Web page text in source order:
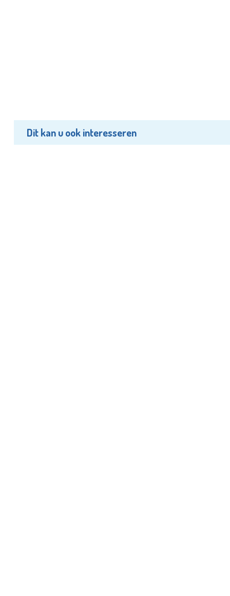
Dit kan u ook interesseren